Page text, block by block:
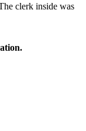
clerk inside was